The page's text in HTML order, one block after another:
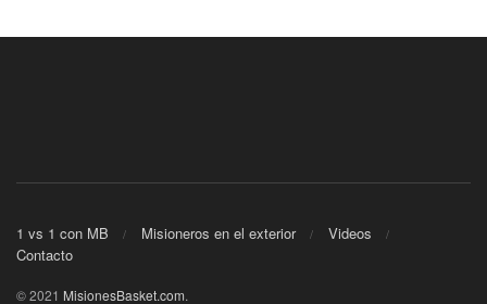
1 vs 1 con MB Misioneros en el exterior
Videos
Contacto
© 2021 MisionesBasket.com.